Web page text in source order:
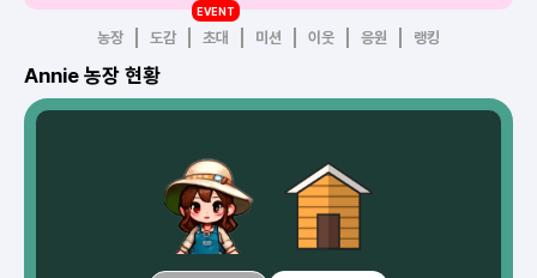
농장 도감 초대
EVENT
미션 이웃 응원 랭킹
Annie 농장 현황